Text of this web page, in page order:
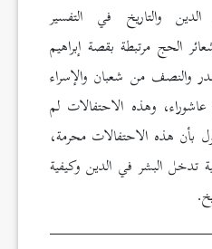
والتاريخ في التفسير
الحج مرتبطة بقصة إبراهيم
والنصف من شعبان والإسراء
عاشوراء، وهذه الاحتفالات لم
بأن هذه الاحتفالات محرمة،
البشر في الدين وكيفية